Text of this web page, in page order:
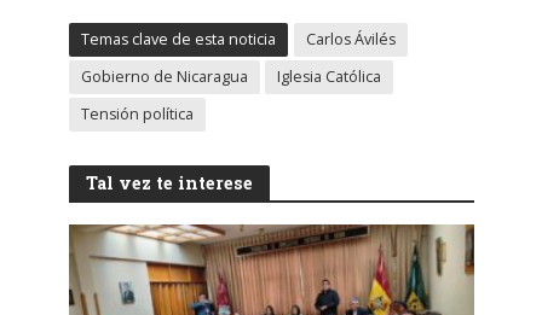
Temas clave de esta noticia
Carlos Ávilés
Gobierno de Nicaragua
Iglesia Católica
Tensión política
Tal vez te interese